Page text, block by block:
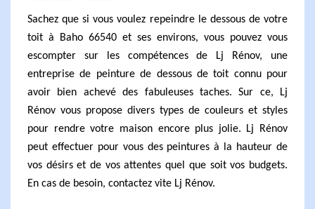
Sachez que si vous voulez repeindre le dessous de votre
toit à Baho 66540 et ses environs, vous pouvez vous
escompter sur les compétences de Lj Rénov, une
entreprise de peinture de dessous de toit connu pour
avoir bien achevé des fabuleuses taches. Sur ce, Lj
Rénov vous propose divers types de couleurs et styles
pour rendre votre maison encore plus jolie. Lj Rénov
peut effectuer pour vous des peintures à la hauteur de
vos désirs et de vos attentes quel que soit vos budgets.
En cas de besoin, contactez vite Lj Rénov.